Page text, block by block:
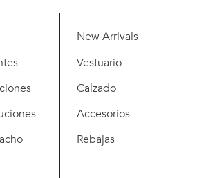
New Arrivals
Vestuario
Calzado
Accesorios
Rebajas